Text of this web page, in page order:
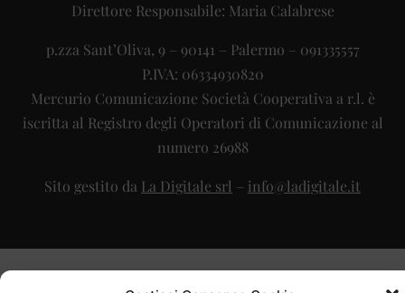
Direttore Responsabile: Maria Calabrese
p.zza Sant’Oliva, 9 – 90141 – Palermo – 091335557
P.IVA: 06334930820
Mercurio Comunicazione Società Cooperativa a r.l. è
iscritta al Registro degli Operatori di Comunicazione al
numero 26988
Sito gestito da La Digitale srl – info@ladigitale.it